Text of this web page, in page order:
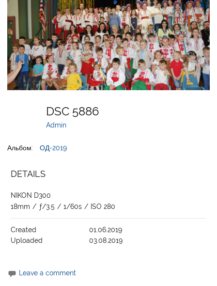
DSC 5886
Admin
Альбом: ОД-2019
DETAILS
NIKON D300
18mm / ƒ/3.5 / 1/60s / ISO 280
Created
01.06.2019
Uploaded
03.08.2019
Leave a comment